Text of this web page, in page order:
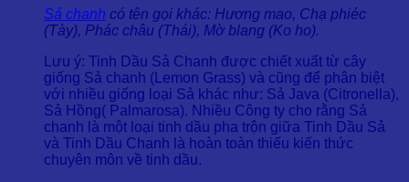
Sả chanh có tên gọi khác: Hương mao, Chạ phiéc
(Tày), Phác châu (Thái), Mờ blang (Ko ho).
Lưu ý: Tinh Dầu Sả Chanh được chiết xuất từ cây
giống Sả chanh (Lemon Grass) và cũng để phân biệt
với nhiều giống loại Sả khác như: Sả Java (Citronella),
Sả Hồng( Palmarosa). Nhiều Công ty cho rằng Sả
chanh là một loại tinh dầu pha trộn giữa Tinh Dầu Sả
và Tinh Dầu Chanh là hoàn toàn thiếu kiến thức
chuyên môn về tinh dầu.